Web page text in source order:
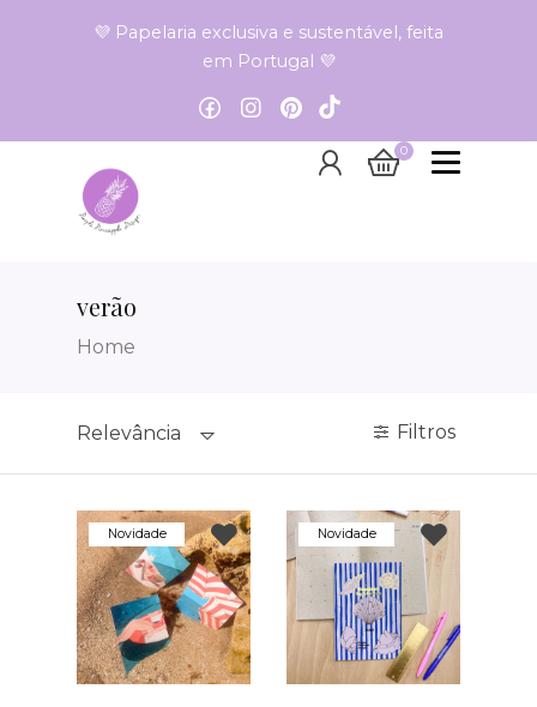
💜 Papelaria exclusiva e sustentável, feita
em Portugal 💜
0
verão
Home
Relevância Filtros
Novidade Novidade